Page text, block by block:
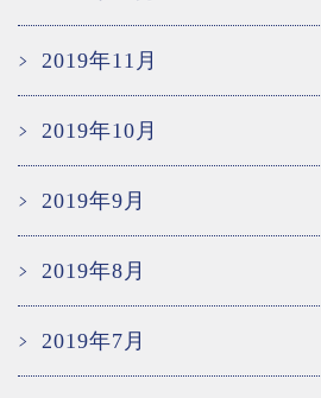
2019年11月
2019年10月
2019年9月
2019年8月
2019年7月